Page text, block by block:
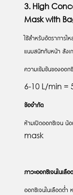
3. High
Mask with
ใช้สำหรับอัตราการ
แนบสนิทกับหน้า สังเ
ความเข้มข้นของออ
6-10 L/min =
ข้อจำกัด
ห้ามเปิดออกซิเจน
mask
ภาวะออกซิเจนในเลือ
ออกซิเจนในเลือดต่ำ